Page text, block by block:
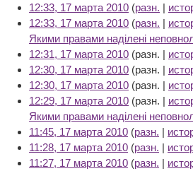
12:33, 17 марта 2010 (разн. |
12:33, 17 марта 2010 (разн. |
Якими правами наділені
12:31, 17 марта 2010 (разн. |
12:30, 17 марта 2010 (разн. |
12:30, 17 марта 2010 (разн. |
12:29, 17 марта 2010 (разн. |
Якими правами наділені
11:45, 17 марта 2010 (разн. |
11:28, 17 марта 2010 (разн. |
11:27, 17 марта 2010 (разн. |